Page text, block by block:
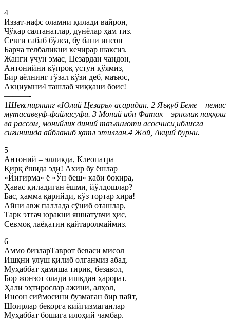
4
Иззат-нафс оламни қилади вайрон,
Чўкар салтанатлар, дунёлар ҳам тиз.
Севги сабаб бўлса, бу бани инсон
Барча телбаликни кечирар шаксиз.
Жанги учун эмас, Цезардан чандон,
Антонийни кўпроқ устун қўямиз,
Бир аёлнинг гўзал кўзи деб, маъюс,
Акциумни4 ташлаб чиққани боис!
———-
1 Шекспирнинг «Юлий Цезарь» асаридан. 2 Яъқуб Беме – немис
мутасаввуф-файласуфи. 3 Моний ибн Фатак – эрнолик наққош
ва рассом, монийлик диний таълимоти асосчиси,иблисга
сиғинишда айбланиб қатл этилган.4 Жой, Акций бурни.
5
Антоний – элликда, Клеопатра
Қирқ ёшида эди! Ахир бу ёшлар
«Йигирма» ё «Ўн беш» каби бокира,
Ҳавас қиладиган ёшми, йўлдошлар?
Бас, ҳамма қарийди, кўз тортар хира!
Айни авж паллада сўниб оташлар,
Тарк этгач юракни яшнатувчи ҳис,
Севмоқ лаёқатин қайтаролмаймиз.
6
Аммо бизларТаврот беваси мисол
Ишқни улуш қилиб олганмиз абад.
Муҳаббат ҳамиша тирик, безавол,
Бор жонзот олади ишқдан ҳарорат.
Ҳали эҳтирослар ажини, алҳол,
Инсон сиймосини бузмаган бир пайт,
Шоирлар бекорга кийгизмаганлар
Муҳаббат бошига илоҳий чамбар.